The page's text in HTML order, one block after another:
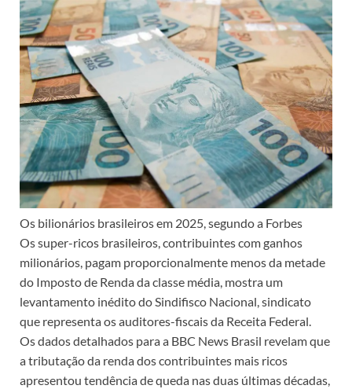
Os bilionários brasileiros em 2025, segundo a Forbes
Os super-ricos brasileiros, contribuintes com ganhos
milionários, pagam proporcionalmente menos da metade
do Imposto de Renda da classe média, mostra um
levantamento inédito do Sindifisco Nacional, sindicato
que representa os auditores-fiscais da Receita Federal.
Os dados detalhados para a BBC News Brasil revelam que
a tributação da renda dos contribuintes mais ricos
apresentou tendência de queda nas duas últimas décadas,